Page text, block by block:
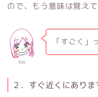
ので、もう意味は覚え
toy
「すごく」
２．すぐ近くにあり